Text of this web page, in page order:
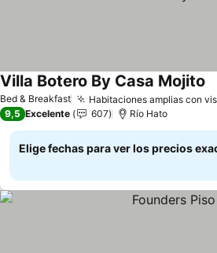
Bed & Breakfast Habitaciones amplias con
Villa Botero By Casa Mojito
9,5 Excelente 607 Río Hato
Elige fechas para ver los precios